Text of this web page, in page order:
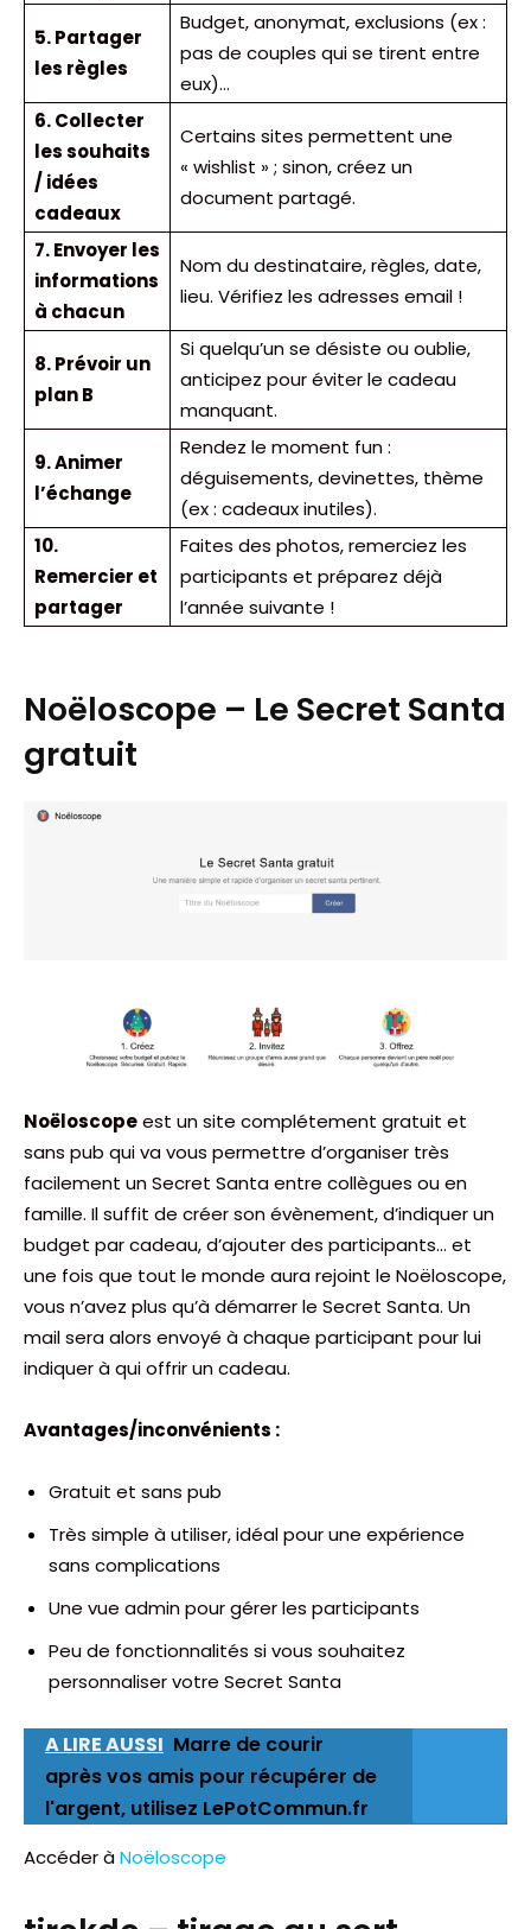
5. Partager
les règles
Budget, anonymat, exclusions (ex :
pas de couples qui se tirent entre
eux)…
6. Collecter
les souhaits
/ idées
cadeaux
Certains sites permettent une
« wishlist » ; sinon, créez un
document partagé.
7. Envoyer les
informations
à chacun
Nom du destinataire, règles, date,
lieu. Vérifiez les adresses email !
8. Prévoir un
plan B
Si quelqu’un se désiste ou oublie,
anticipez pour éviter le cadeau
manquant.
9. Animer
l’échange
Rendez le moment fun :
déguisements, devinettes, thème
(ex : cadeaux inutiles).
10.
Remercier et
partager
Faites des photos, remerciez les
participants et préparez déjà
l’année suivante !
Noëloscope – Le Secret Santa
gratuit
Noëloscopeest un site complétement gratuit et
sans pub qui va vous permettre d’organiser très
facilement un Secret Santa entre collègues ou en
famille. Il suffit de créer son évènement, d’indiquer un
budget par cadeau, d’ajouter des participants… et
une fois que tout le monde aura rejoint le Noëloscope,
vous n’avez plus qu’à démarrer le Secret Santa. Un
mail sera alors envoyé à chaque participant pour lui
indiquer à qui offrir un cadeau.
Avantages/inconvénients :
Gratuit et sans pub
Très simple à utiliser, idéal pour une expérience
sans complications
Une vue admin pour gérer les participants
Peu de fonctionnalités si vous souhaitez
personnaliser votre Secret Santa
A LIRE AUSSI Marre de courir
après vos amis pour récupérer de
l'argent, utilisez LePotCommun.fr
Accéder àNoëloscope